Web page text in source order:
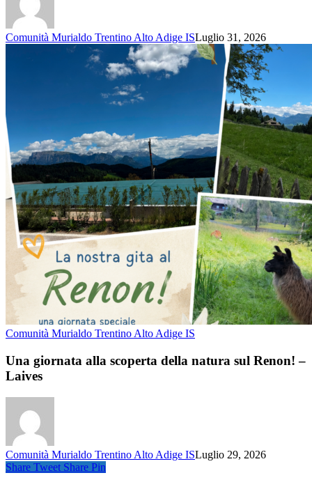
Comunità Murialdo Trentino Alto Adige ISLuglio 31, 2026
Comunità Murialdo Trentino Alto Adige IS
Una giornata alla scoperta della natura sul Renon! –
Laives
Comunità Murialdo Trentino Alto Adige ISLuglio 29, 2026
Share Tweet Share Pin